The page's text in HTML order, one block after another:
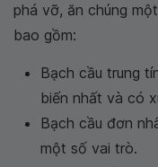
phá vỡ, ăn chúng
bao gồm:
Bạch cầu trung
biến nhất và có
Bạch cầu đơn
một số vai trò.